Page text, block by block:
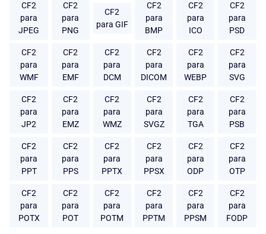
CF2
para
JPEG
CF2
para
PNG
CF2
para GIF
CF2
para
BMP
CF2
para
ICO
CF2
para
PSD
CF2
para
WMF
CF2
para
EMF
CF2
para
DCM
CF2
para
DICOM
CF2
para
WEBP
CF2
para
SVG
CF2
para
JP2
CF2
para
EMZ
CF2
para
WMZ
CF2
para
SVGZ
CF2
para
TGA
CF2
para
PSB
CF2
para
PPT
CF2
para
PPS
CF2
para
PPTX
CF2
para
PPSX
CF2
para
ODP
CF2
para
OTP
CF2
para
POTX
CF2
para
POT
CF2
para
POTM
CF2
para
PPTM
CF2
para
PPSM
CF2
para
FODP